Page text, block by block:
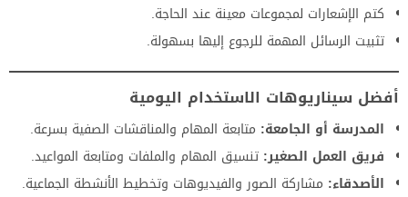
كتم الإشعارات لمجموعات معينة عند الحاجة.
تثبيت الرسائل المهمة للرجوع إليها بسهولة.
أفضل سيناريوهات الاستخدام اليومية
المدرسة أو الجامعة: متابعة المهام والمناقشات الصفية بسرعة.
فريق العمل الصغير: تنسيق المهام والملفات ومتابعة المواعيد.
الأصدقاء: مشاركة الصور والفيديوهات وتخطيط الأنشطة الجماعية.